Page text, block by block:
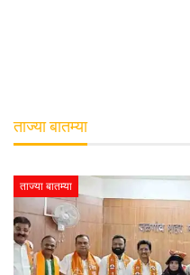
ताज्या बातम्या
ताज्या बातम्या